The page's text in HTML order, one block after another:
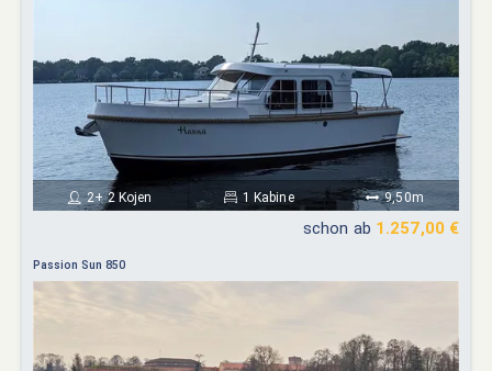
2+ 2 Kojen 1 Kabine 9,50m
schon ab 1.257,00 €
Passion Sun 850